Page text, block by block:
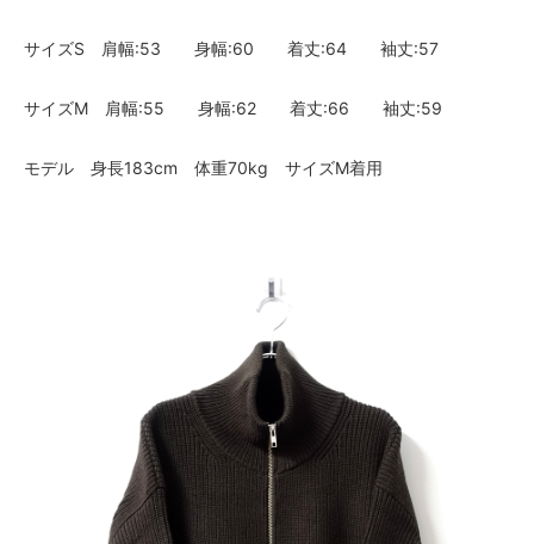
サイズS 肩幅:53 身幅:60 着丈:64 袖丈:57
サイズM 肩幅:55 身幅:62 着丈:66 袖丈:59
モデル 身長183cm 体重70kg サイズM着用